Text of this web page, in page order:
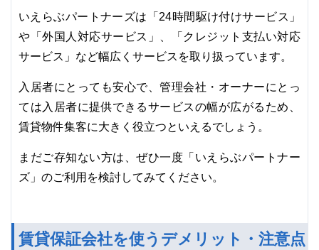
いえらぶパートナーズは「24時間駆け付けサービス」
や「外国人対応サービス」、「クレジット支払い対応
サービス」など幅広くサービスを取り扱っています。
入居者にとっても安心で、管理会社・オーナーにとっ
ては入居者に提供できるサービスの幅が広がるため、
賃貸物件集客に大きく役立つといえるでしょう。
まだご存知ない方は、ぜひ一度「いえらぶパートナー
ズ」のご利用を検討してみてください。
賃貸保証会社を使うデメリット・注意点